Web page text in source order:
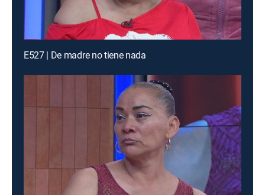
E527 | De madre no tiene nada